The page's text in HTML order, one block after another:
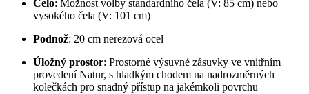
Čelo: Možnost volby standardního čela (V: 85 cm) nebo
vysokého čela (V: 101 cm)
Podnož: 20 cm nerezová ocel
Úložný prostor: Prostorné výsuvné zásuvky ve vnitřním
provedení Natur, s hladkým chodem na nadrozměrných
kolečkách pro snadný přístup na jakémkoli povrchu